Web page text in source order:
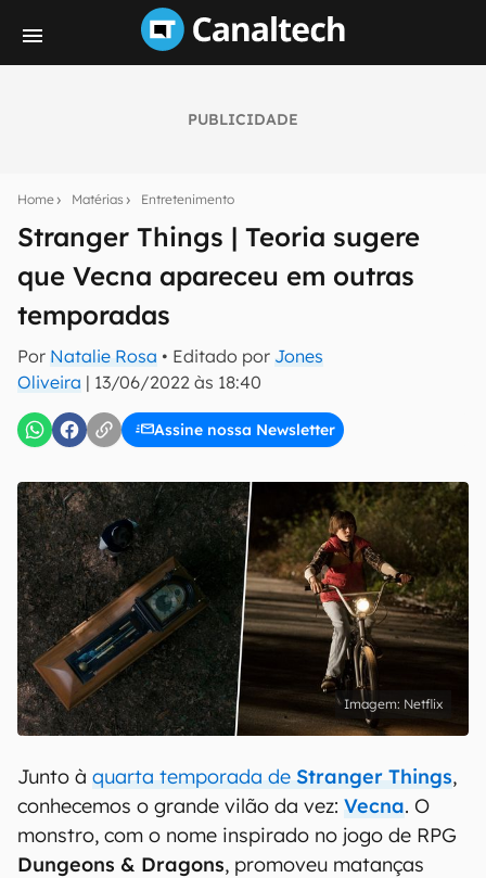
PUBLICIDADE
Home Matérias Entretenimento
Stranger Things | Teoria sugere
que Vecna apareceu em outras
temporadas
Por Natalie Rosa • Editado por Jones
Oliveira | 13/06/2022 às 18:40
Assine nossa Newsletter
notícias e reviews sobre tecnologia em primeira
E-mail
inscreva-se
Confirmo que li, aceito e concordo com os Termos de
Uso e Política de Privacidade do Canaltech.
Netflix
Junto à quarta temporada de Stranger Things,
conhecemos o grande vilão da vez: Vecna. O
monstro, com o nome inspirado no jogo de RPG
Dungeons & Dragons, promoveu matanças